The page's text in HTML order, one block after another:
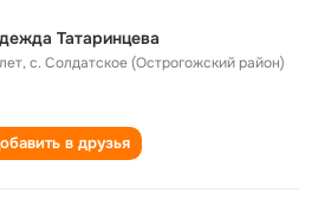
Татаринцева
,с. Солдатское (Острогожский район)
в друзья